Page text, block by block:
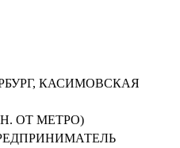
КАСИМОВСКАЯ
ОТ МЕТРО)